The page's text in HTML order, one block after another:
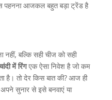
पहनना आजकल बहुत बड़ा ट्रेंड है
नहीं, बल्कि सही चीज को सही
में रिंगएक ऐसा निवेश है जो कम
है। तो देर किस बात की? आज ही
सुनार से इसे बनवाएं या